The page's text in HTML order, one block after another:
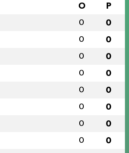
O P
0 0
0 0
0 0
0 0
0 0
0 0
0 0
0 0